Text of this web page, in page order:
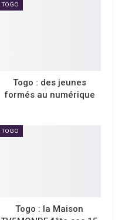
TOGO
Togo : des jeunes
formés au numérique
TOGO
Togo : la Maison